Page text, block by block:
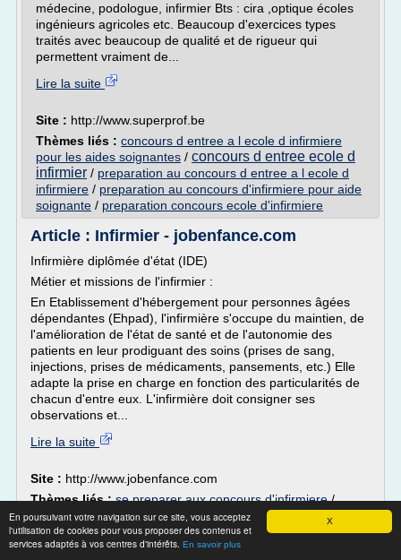
X
En poursuivant votre navigation sur ce site, vous acceptez
l'utilisation de cookies pour vous proposer des contenus et
services adaptés à vos centres d'intérêts. En savoir plus
médecine, podologue, infirmier Bts : cira ,optique écoles
ingénieurs agricoles etc. Beaucoup d'exercices types
traités avec beaucoup de qualité et de rigueur qui
permettent vraiment de...
Lire la suite
Site : http://www.superprof.be
Thèmes liés : concours d entree a l ecole d infirmiere
pour les aides soignantes / concours d entree ecole d
infirmier / preparation au concours d entree a l ecole d
infirmiere / preparation au concours d'infirmiere pour aide
soignante / preparation concours ecole d'infirmiere
Article : Infirmier - jobenfance.com
Infirmière diplômée d'état (IDE)
Métier et missions de l'infirmier :
En Etablissement d'hébergement pour personnes âgées
dépendantes (Ehpad), l'infirmière s'occupe du maintien, de
l'amélioration de l'état de santé et de l'autonomie des
patients en leur prodiguant des soins (prises de sang,
injections, prises de médicaments, pansements, etc.) Elle
adapte la prise en charge en fonction des particularités de
chacun d'entre eux. L'infirmière doit consigner ses
observations et...
Lire la suite
Site : http://www.jobenfance.com
Thèmes liés :se preparer aux concours d'infirmiere/
infirmier diplome d'etat coordinateur/diplome d
infirmier/diplome d etat d infirmier/preparation au
concours d'infirmiere pour aide soignante